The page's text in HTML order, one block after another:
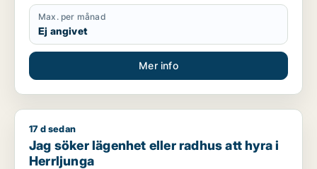
Max. per månad
Ej angivet
Mer info
Jag söker lägenhet eller radhus att hyra i Herrljunga
17 d sedan
Jag söker lägenhet eller radhus att hyra i
Herrljunga